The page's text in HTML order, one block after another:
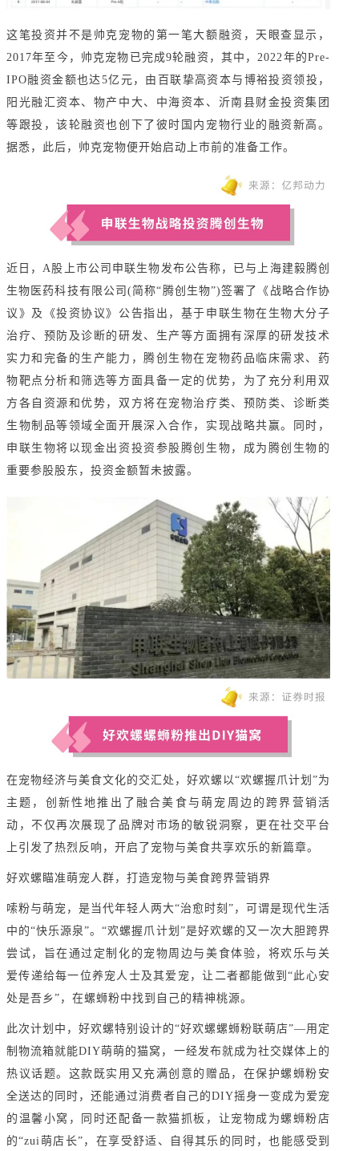
这笔投资并不是帅克宠物的第一笔大额融资，天眼查显示，
2017年至今，帅克宠物已完成9轮融资，其中，2022年的Pre-
IPO融资金额也达5亿元，由百联挚高资本与博裕投资领投，
阳光融汇资本、物产中大、中海资本、沂南县财金投资集团
等跟投，该轮融资也创下了彼时国内宠物行业的融资新高。
据悉，此后，帅克宠物便开始启动上市前的准备工作。
近日，A股上市公司申联生物发布公告称，已与上海建毅腾创
生物医药科技有限公司(简称“腾创生物”)签署了《战略合作协
议》及《投资协议》公告指出，基于申联生物在生物大分子
治疗、预防及诊断的研发、生产等方面拥有深厚的研发技术
实力和完备的生产能力，腾创生物在宠物药品临床需求、药
物靶点分析和筛选等方面具备一定的优势，为了充分利用双
方各自资源和优势，双方将在宠物治疗类、预防类、诊断类
生物制品等领域全面开展深入合作，实现战略共赢。同时，
申联生物将以现金出资投资参股腾创生物，成为腾创生物的
重要参股股东，投资金额暂未披露。
在宠物经济与美食文化的交汇处，好欢螺以“欢螺握爪计划”为
主题，创新性地推出了融合美食与萌宠周边的跨界营销活
动，不仅再次展现了品牌对市场的敏锐洞察，更在社交平台
上引发了热烈反响，开启了宠物与美食共享欢乐的新篇章。
好欢螺瞄准萌宠人群，打造宠物与美食跨界营销界
嗦粉与萌宠，是当代年轻人两大“治愈时刻”，可谓是现代生活
中的“快乐源泉”。“欢螺握爪计划”是好欢螺的又一次大胆跨界
尝试，旨在通过定制化的宠物周边与美食体验，将欢乐与关
爱传递给每一位养宠人士及其爱宠，让二者都能做到“此心安
处是吾乡”，在螺蛳粉中找到自己的精神桃源。
此次计划中，好欢螺特别设计的“好欢螺螺蛳粉联萌店”—用定
制物流箱就能DIY萌萌的猫窝，一经发布就成为社交媒体上的
热议话题。这款既实用又充满创意的赠品，在保护螺蛳粉安
全送达的同时，还能通过消费者自己的DIY摇身一变成为爱宠
的温馨小窝，同时还配备一款猫抓板，让宠物成为螺蛳粉店
的“zui萌店长”，在享受舒适、自得其乐的同时，也能感受到